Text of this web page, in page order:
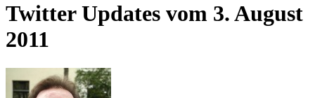
Twitter Updates vom 3. August
2011